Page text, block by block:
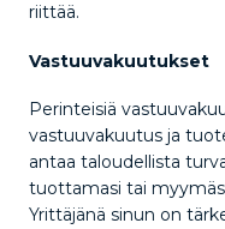
riittää.
Vastuuvakuutukset
Perinteisiä
vastuuvakuutus ja
antaa taloudellista
tuottamasi tai
Yrittäjänä sinun on